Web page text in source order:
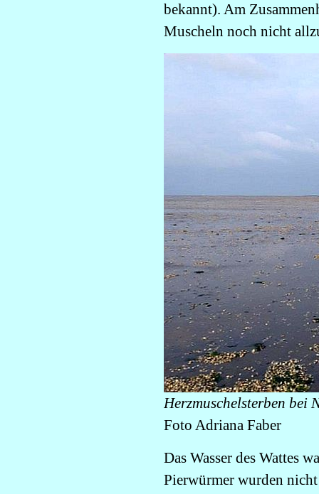
bekannt). Am
Muscheln noch nicht
Herzmuschelsterben bei
Foto Adriana Faber
Das Wasser des Wattes
Pierwürmer wurden